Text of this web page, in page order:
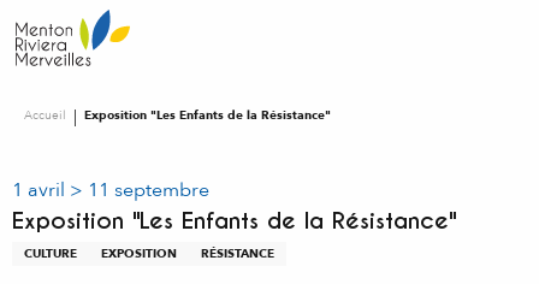
au
contenu
Accueil Exposition "Les Enfants de la Résistance"
1 avril > 11 septembre
Exposition "Les Enfants de la Résistance"
CULTURE EXPOSITION RÉSISTANCE